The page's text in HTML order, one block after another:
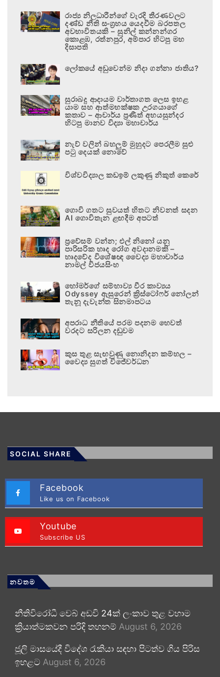
රාජ්‍ය නිලධාරීන්ගේ වැරදි තීරණවලට
දණ්ඩ නීති සංග්‍රහය යෙදවීම බරපතල
අවභාවිතයකි – සුනිල් කන්නන්ගර
කොළඹ, රත්නපුර, අම්පාර හිටපු මහ
දිසාපති
ලෝකයේ අඩුවෙන්ම නිදා ගන්නා ජාතිය?
සුරාබදු ආදායම වාර්තාගත ලෙස ඉහළ
යාම සහ ආත්මභක්ෂක උරගයාගේ
කතාව – ආචාර්ය ප්‍රණීත් අභයසුන්දර
හිටපු මානව විද්‍යා මහාචාර්ය
නැව් වලින් බහලුම් මුහුදට පෙරලීම සුළු
පටු දෙයක් නොවේ
විශ්වවිද්‍යාල කඩඉම් ලකුණු නිකුත් කෙරේ
ගොවි ගතට සුවයත් හිතට නිවනත් සදන
AI ගොවිතැන ළඟදීම අපටත්
ප්‍රවේසම් වන්න; එල් නිනෝ යනු
පාරිසරික හෘද රෝග අවදානමකි –
හෘදවේද විශේෂඥ වෛද්‍ය මහාචාර්ය
නාමල් විජයසිංහ
හෝමර්ගේ සම්භාව්‍ය වීර කාව්‍යය
Odyssey ඇසුරෙන් ක්‍රිස්ටෝෆර් නෝලන්
තැනූ දැවැන්ත සිනමාපටය
අපරාධ නීතියේ පරම පදනම හෙවත්
වරදට සරිලන දඬුවම
කුස තුළ සැඟවුණු නොනිදන කම්හල –
වෛද්‍ය සුගත් විජේවර්ධන
SOCIAL SHARE
Facebook
Like us on Facebook
Youtube
Subscribe US
නවතම
නීතිවිරෝධී වෙබ් අඩවි 24ක් ලංකාව තුළ වහාම
ක්‍රියාත්මකවන පරිදි තහනම් August 6, 2026
ජූලි මාසයේදී විදේශ රැකියා සඳහා පිටත්ව ගිය පිරිස
ඉහළට August 6, 2026